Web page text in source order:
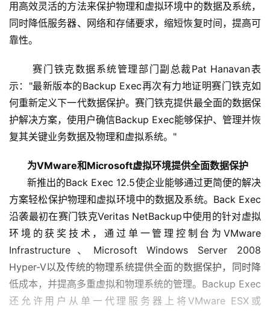
用高效灵活的方法来保护物理和虚拟环境中的数据及系统，
同时降低服务器、网络和存储要求，缩短恢复时间，提高可
靠性。
赛门铁克数据系统管理部门副总裁Pat Hanavan表
示："最新版本的Backup Exec再次有力地证明赛门铁克如
何重新定义下一代数据保护。赛门铁克提供最全面的数据保
护解决方案，使用户确信Backup Exec能够保护、管理并恢
复其关键业务数据及物理和虚拟系统。"
为VMware和Microsoft虚拟环境提供全面数据保护
新推出的Back Exec 12.5使企业能够通过更简便的解决
方案轻松保护物理和虚拟环境中的数据及系统。Back Exec
沿袭最初在赛门铁克Veritas NetBackup中使用的针对虚拟
环境的获奖技术，通过单一管理控制台为VMware
Infrastructure、Microsoft Windows Server 2008
Hyper-V以及传统的物理系统提供全面的数据保护，同时降
低成本，并提高多重虚拟和物理系统的管理。Backup Exec
还允许用户从单一代理服务器上将VMware ESX或